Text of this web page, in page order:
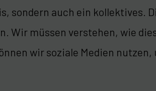
sondern auch ein kollektives.
Wir müssen verstehen, wie
wir soziale Medien